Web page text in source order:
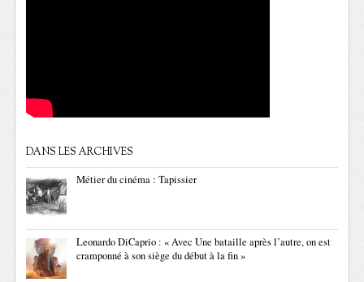
DANS LES ARCHIVES
Métier du cinéma : Tapissier
Leonardo DiCaprio : « Avec Une bataille après l’autre, on est
cramponné à son siège du début à la fin »